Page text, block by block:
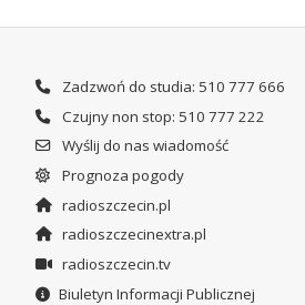
Zadzwoń do studia: 510 777 666
Czujny non stop: 510 777 222
Wyślij do nas wiadomość
Prognoza pogody
radioszczecin.pl
radioszczecinextra.pl
radioszczecin.tv
Biuletyn Informacji Publicznej